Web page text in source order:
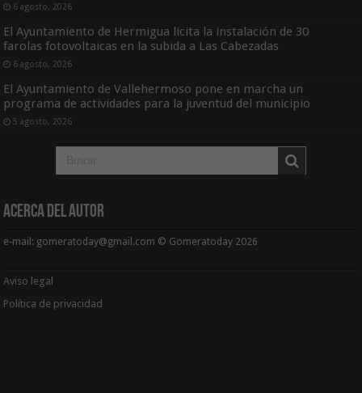
6 agosto, 2026
El Ayuntamiento de Hermigua licita la instalación de 30
farolas fotovoltaicas en la subida a Las Cabezadas
6 agosto, 2026
El Ayuntamiento de Vallehermoso pone en marcha un
programa de actividades para la juventud del municipio
5 agosto, 2026
Acerca del Autor
e-mail: gomeratoday@gmail.com © Gomeratoday 2026
Aviso legal
Política de privacidad